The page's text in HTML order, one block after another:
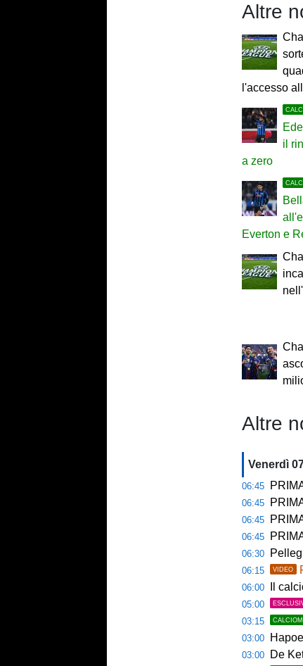
Altre
l'accesso
il
a zero
Everton e
Altre
Venerdì
06:45 PRIMA
06:45
06:45
06:45
06:30
06:15 VIDEO
06:00 Il
05:00
03:15
03:00
03:00 De